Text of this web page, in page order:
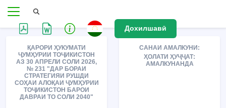
Дохилшавӣ
ҚАРОРИ ҲУКУМАТИ
ҶУМҲУРИИ ТОҶИКИСТОН
АЗ 30 АПРЕЛИ СОЛИ 2026,
№ 231 "ДАР БОРАИ
СТРАТЕГИЯИ РУШДИ
СОҲАИ АЛОҚАИ ҶУМҲУРИИ
ТОҶИКИСТОН БАРОИ
ДАВРАИ ТО СОЛИ 2040"
САНАИ АМАЛКУНИ:
ҲОЛАТИ ҲУҶҶАТ:
АМАЛКУНАНДА